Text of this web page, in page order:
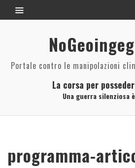
Portale contro le manipolazioni
La corsa per
Una guerra silenziosa
programma-